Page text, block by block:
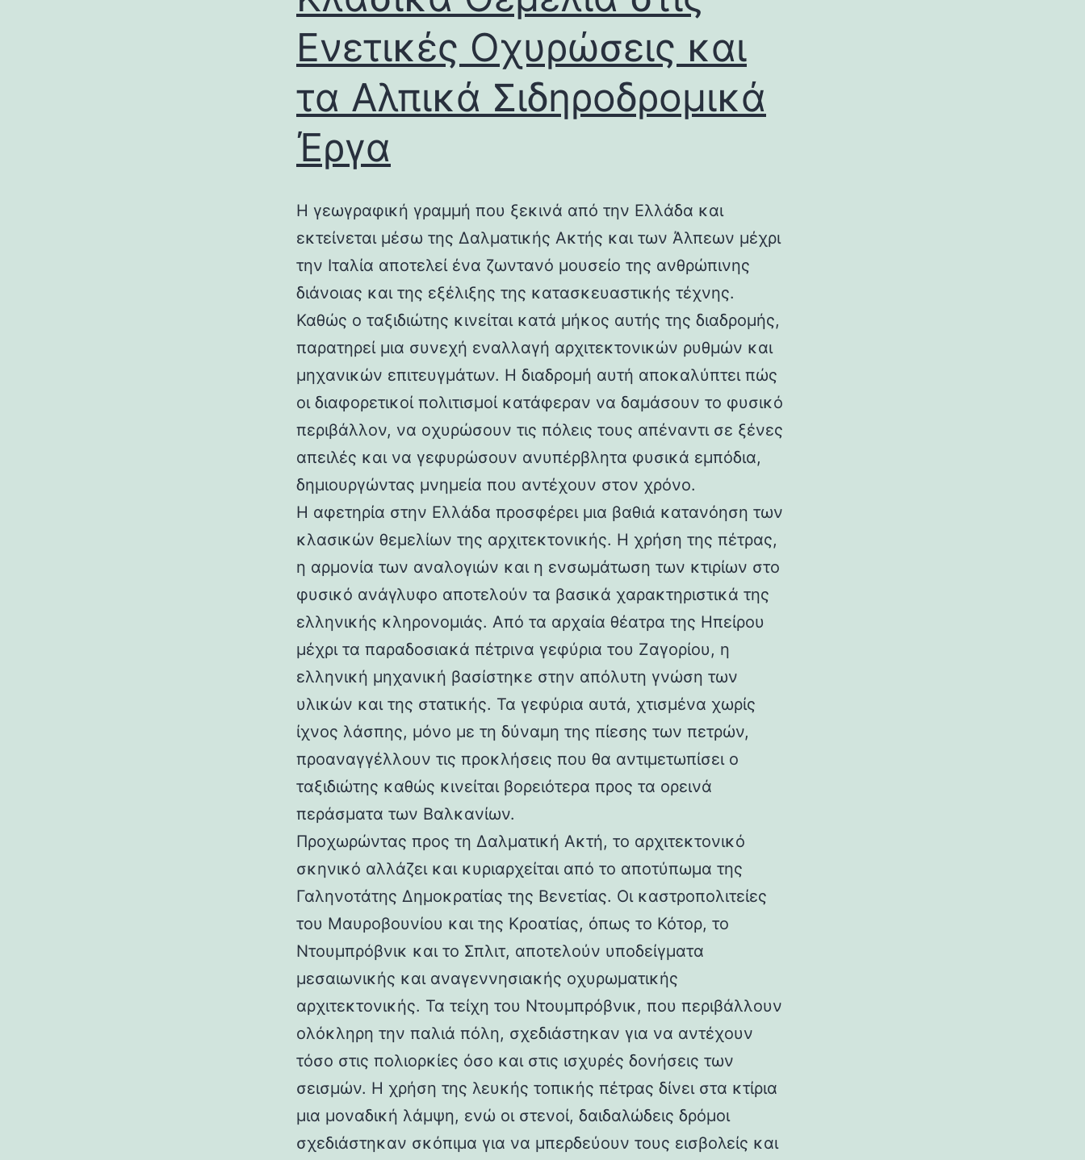
Ενετικές Οχυρώσεις και
τα Αλπικά Σιδηροδρομικά
Έργα
Η γεωγραφική γραμμή που ξεκινά από την Ελλάδα και
εκτείνεται μέσω της Δαλματικής Ακτής και των Άλπεων μέχρι
την Ιταλία αποτελεί ένα ζωντανό μουσείο της ανθρώπινης
διάνοιας και της εξέλιξης της κατασκευαστικής τέχνης.
Καθώς ο ταξιδιώτης κινείται κατά μήκος αυτής της διαδρομής,
παρατηρεί μια συνεχή εναλλαγή αρχιτεκτονικών ρυθμών και
μηχανικών επιτευγμάτων. Η διαδρομή αυτή αποκαλύπτει πώς
οι διαφορετικοί πολιτισμοί κατάφεραν να δαμάσουν το φυσικό
περιβάλλον, να οχυρώσουν τις πόλεις τους απέναντι σε ξένες
απειλές και να γεφυρώσουν ανυπέρβλητα φυσικά εμπόδια,
δημιουργώντας μνημεία που αντέχουν στον χρόνο.
Η αφετηρία στην Ελλάδα προσφέρει μια βαθιά κατανόηση των
κλασικών θεμελίων της αρχιτεκτονικής. Η χρήση της πέτρας,
η αρμονία των αναλογιών και η ενσωμάτωση των κτιρίων στο
φυσικό ανάγλυφο αποτελούν τα βασικά χαρακτηριστικά της
ελληνικής κληρονομιάς. Από τα αρχαία θέατρα της Ηπείρου
μέχρι τα παραδοσιακά πέτρινα γεφύρια του Ζαγορίου, η
ελληνική μηχανική βασίστηκε στην απόλυτη γνώση των
υλικών και της στατικής. Τα γεφύρια αυτά, χτισμένα χωρίς
ίχνος λάσπης, μόνο με τη δύναμη της πίεσης των πετρών,
προαναγγέλλουν τις προκλήσεις που θα αντιμετωπίσει ο
ταξιδιώτης καθώς κινείται βορειότερα προς τα ορεινά
περάσματα των Βαλκανίων.
Προχωρώντας προς τη Δαλματική Ακτή, το αρχιτεκτονικό
σκηνικό αλλάζει και κυριαρχείται από το αποτύπωμα της
Γαληνοτάτης Δημοκρατίας της Βενετίας. Οι καστροπολιτείες
του Μαυροβουνίου και της Κροατίας, όπως το Κότορ, το
Ντουμπρόβνικ και το Σπλιτ, αποτελούν υποδείγματα
μεσαιωνικής και αναγεννησιακής οχυρωματικής
αρχιτεκτονικής. Τα τείχη του Ντουμπρόβνικ, που περιβάλλουν
ολόκληρη την παλιά πόλη, σχεδιάστηκαν για να αντέχουν
τόσο στις πολιορκίες όσο και στις ισχυρές δονήσεις των
σεισμών. Η χρήση της λευκής τοπικής πέτρας δίνει στα κτίρια
μια μοναδική λάμψη, ενώ οι στενοί, δαιδαλώδεις δρόμοι
σχεδιάστηκαν σκόπιμα για να μπερδεύουν τους εισβολείς και